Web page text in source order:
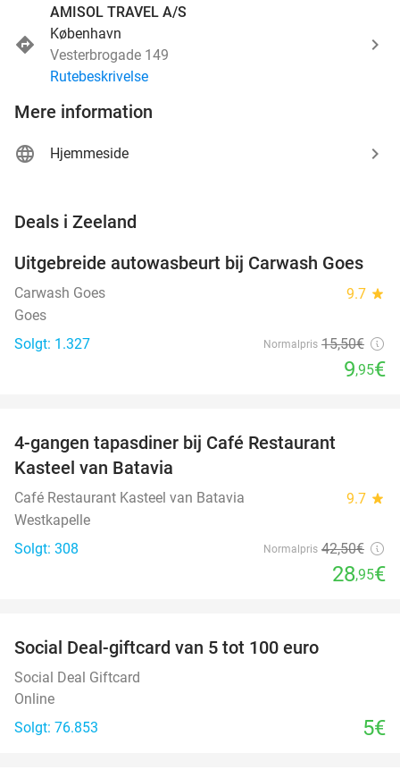
AMISOL TRAVEL A/S
København
Vesterbrogade 149
Rutebeskrivelse
Mere information
Hjemmeside
Deals i Zeeland
36%
Uitgebreide autowasbeurt bij Carwash Goes
Carwash Goes 9.7 star
Goes
Solgt: 1.327
Normalpris 15,50€
9,95€
4-gangen tapasdiner bij Café Restaurant
Kasteel van Batavia
Café Restaurant Kasteel van Batavia 9.7 star
Westkapelle
Solgt: 308
Normalpris 42,50€
28,95€
Social Deal-giftcard van 5 tot 100 euro
Social Deal Giftcard
Online
Solgt: 76.853
5€